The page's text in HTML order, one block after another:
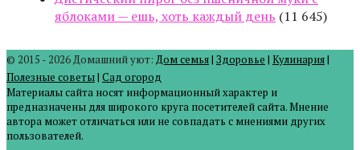
яблоками — ешь, хоть каждый день (11 645)
© 2015 - 2026 Домашний уют: Дом семья| Здоровье | Кулинария|
Полезные советы| Сад огород
Материалы сайта носят информационный характер и
предназначены для широкого круга посетителей сайта. Мнение
автора может отличаться или не совпадать с мнениями других
пользователей.